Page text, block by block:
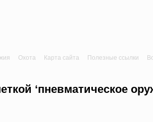
Охота Карта сайта Полезные ссылки
‘пневматическое